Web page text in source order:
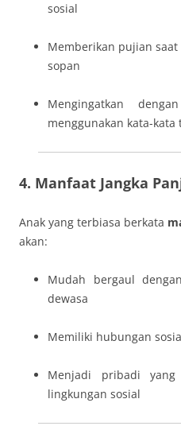
sosial
Memberikan pujian saat
sopan
Mengingatkan
menggunakan kata-kata
4. Manfaat Jangka
Anak yang terbiasa berkata
akan:
Mudah bergaul
dewasa
Memiliki hubungan
Menjadi pribadi
lingkungan sosial